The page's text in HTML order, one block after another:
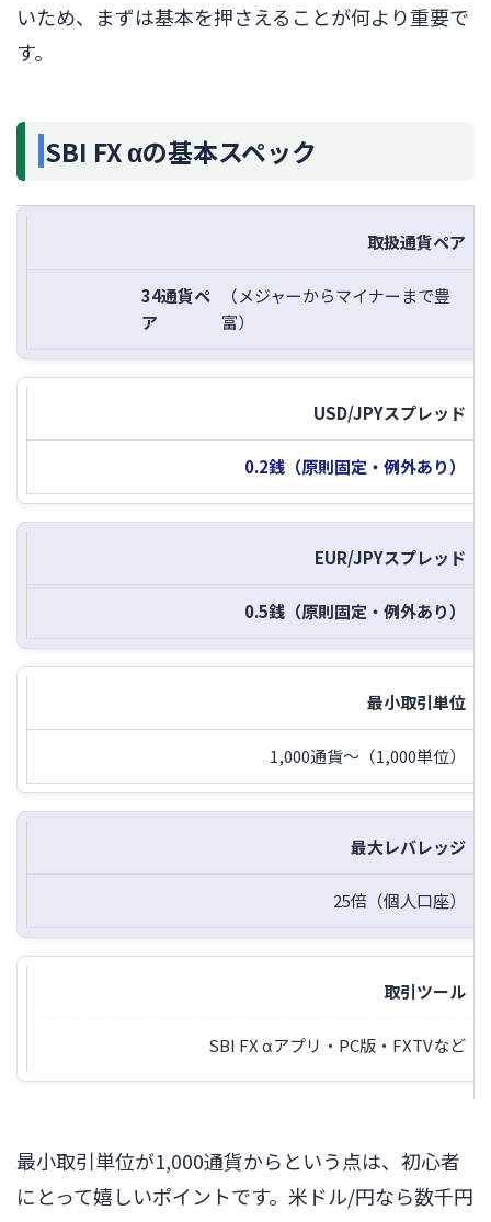
いため、まずは基本を押さえることが何より重要で
す。
SBI FX αの基本スペック
取扱通貨ペア
34通貨ペ
ア
（メジャーからマイナーまで豊
富）
USD/JPYスプレッド
0.2銭（原則固定・例外あり）
EUR/JPYスプレッド
0.5銭（原則固定・例外あり）
最小取引単位
1,000通貨〜（1,000単位）
最大レバレッジ
25倍（個人口座）
取引ツール
SBI FX αアプリ・PC版・FXTVなど
最小取引単位が1,000通貨からという点は、初心者
にとって嬉しいポイントです。米ドル/円なら数千円